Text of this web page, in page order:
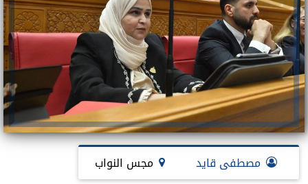
مصطفى قايد مجس النواب